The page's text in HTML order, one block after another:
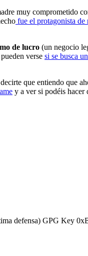
muy comprometido
fue el protagonista de
de lucro (un negocio
verse si se busca
que entiendo que
y a ver si podéis hacer
defensa) GPG Key